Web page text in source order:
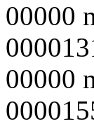
00000
00000